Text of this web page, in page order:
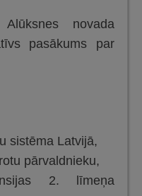
novada
pasākums par
sistēma Latvijā,
pārvaldnieku,
2. līmeņa